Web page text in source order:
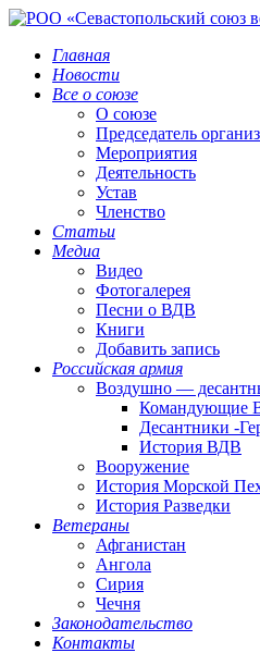
Главная
Новости
Все о союзе
О союзе
Председатель
Мероприятия
Деятельность
Устав
Членство
Статьи
Медиа
Видео
Фотогалерея
Песни о ВДВ
Книги
Добавить запись
Российская армия
Воздушно —
Командующие
Десантники -
История ВДВ
Вооружение
История Морской
История Разведки
Ветераны
Афганистан
Ангола
Сирия
Чечня
Законодательство
Контакты